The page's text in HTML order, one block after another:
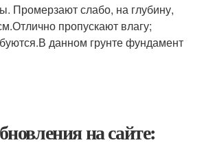
Промерзают слабо, на глубину,
пропускают влагу;
данном грунте фундамент
на сайте: